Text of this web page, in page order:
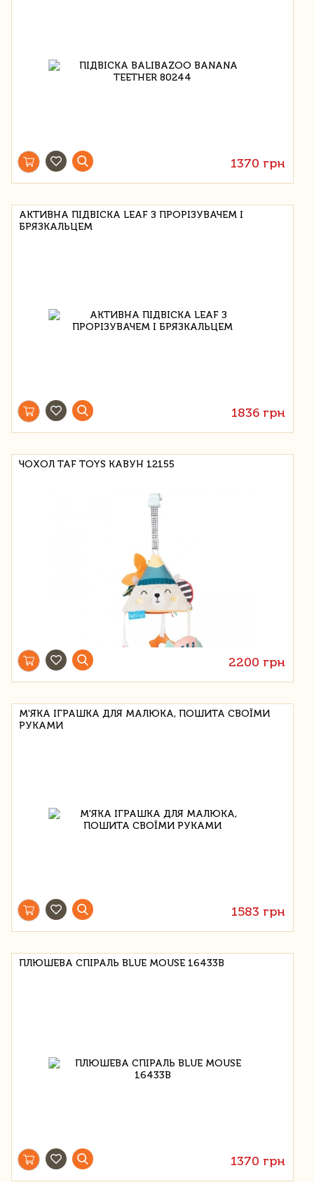
1370 грн
АКТИВНА ПІДВІСКА LEAF З ПРОРІЗУВАЧЕМ І
БРЯЗКАЛЬЦЕМ
1836 грн
ЧОХОЛ TAF TOYS КАВУН 12155
2200 грн
М'ЯКА ІГРАШКА ДЛЯ МАЛЮКА, ПОШИТА СВОЇМИ
РУКАМИ
1583 грн
ПЛЮШЕВА СПІРАЛЬ BLUE MOUSE 16433B
1370 грн